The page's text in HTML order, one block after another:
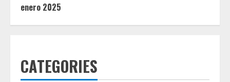
enero 2025
CATEGORIES